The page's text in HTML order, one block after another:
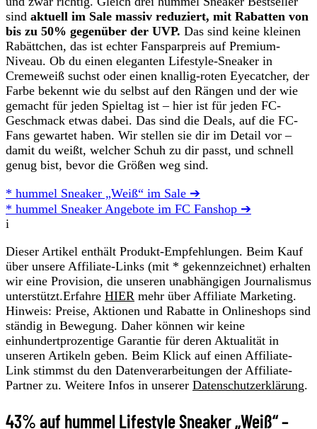
sind aktuell im Sale massiv reduziert, mit Rabatten von
bis zu 50% gegenüber der UVP. Das sind keine kleinen
Rabättchen, das ist echter Fansparpreis auf Premium-
Niveau. Ob du einen eleganten Lifestyle-Sneaker in
Cremeweiß suchst oder einen knallig-roten Eyecatcher, der
Farbe bekennt wie du selbst auf den Rängen und der wie
gemacht für jeden Spieltag ist – hier ist für jeden FC-
Geschmack etwas dabei. Das sind die Deals, auf die FC-
Fans gewartet haben. Wir stellen sie dir im Detail vor –
damit du weißt, welcher Schuh zu dir passt, und schnell
genug bist, bevor die Größen weg sind.
* hummel Sneaker „Weiß“ im Sale ➔
* hummel Sneaker Angebote im FC Fanshop ➔
i
Dieser Artikel enthält Produkt-Empfehlungen. Beim Kauf
über unsere Affiliate-Links (mit * gekennzeichnet) erhalten
wir eine Provision, die unseren unabhängigen Journalismus
unterstützt.Erfahre HIER mehr über Affiliate Marketing.
Hinweis: Preise, Aktionen und Rabatte in Onlineshops sind
ständig in Bewegung. Daher können wir keine
einhundertprozentige Garantie für deren Aktualität in
unseren Artikeln geben. Beim Klick auf einen Affiliate-
Link stimmst du den Datenverarbeitungen der Affiliate-
Partner zu. Weitere Infos in unserer Datenschutzerklärung.
43% auf hummel Lifestyle Sneaker „Weiß“ –